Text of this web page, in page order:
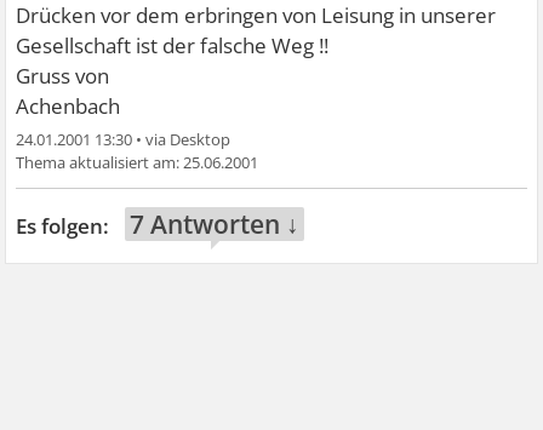
Drücken vor dem erbringen von Leisung in unserer
Gesellschaft ist der falsche Weg !!
Gruss von
Achenbach
24.01.2001 13:30 •
25.06.2001
7 Antworten ↓